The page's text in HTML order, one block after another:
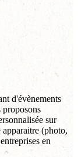
d'évènements
proposons
sur
(photo,
en